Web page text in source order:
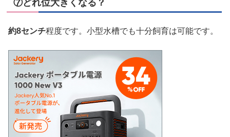
⑦どれ位大きくなる？
約8センチ程度です。小型水槽でも十分飼育は可能です。